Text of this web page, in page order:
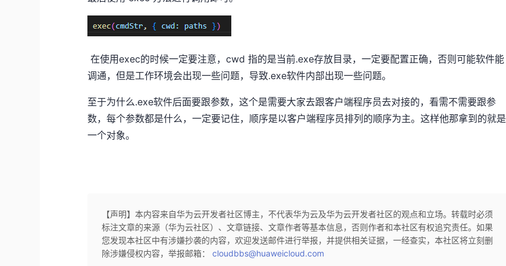
在使用exec的时候一定要注意，cwd 指的是当前.exe存放目录，一定要配置正确，否则可能软件能
调通，但是工作环境会出现一些问题，导致.exe软件内部出现一些问题。
至于为什么.exe软件后面要跟参数，这个是需要大家去跟客户端程序员去对接的，看需不需要跟参
数，每个参数都是什么，一定要记住，顺序是以客户端程序员排列的顺序为主。这样他那拿到的就是
一个对象。
【声明】本内容来自华为云开发者社区博主，不代表华为云及华为云开发者社区的观点和立场。转载时必须
标注文章的来源（华为云社区）、文章链接、文章作者等基本信息，否则作者和本社区有权追究责任。如果
您发现本社区中有涉嫌抄袭的内容，欢迎发送邮件进行举报，并提供相关证据，一经查实，本社区将立刻删
除涉嫌侵权内容，举报邮箱：cloudbbs@huaweicloud.com